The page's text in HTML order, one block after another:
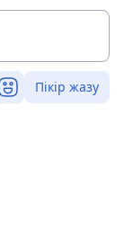
Пікір жазу